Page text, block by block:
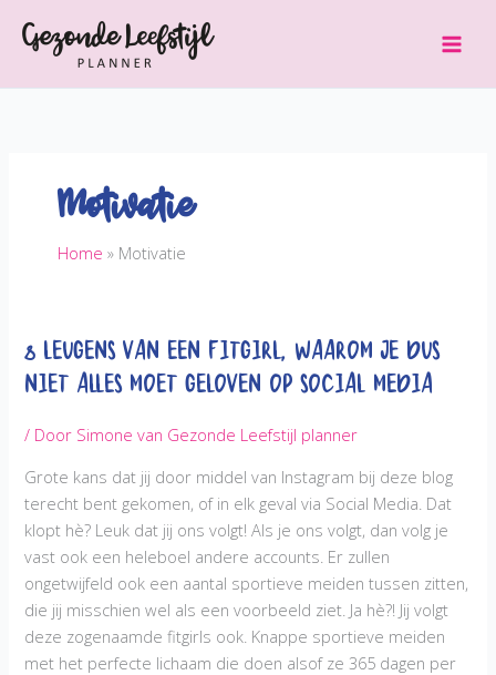
naar
inhoud
Motivatie
Home Motivatie
8 Leugens van een Fitgirl, waarom je dus
niet alles moet geloven op Social Media
/ Door Simone van Gezonde Leefstijl planner
Grote kans dat jij door middel van Instagram bij deze blog
terecht bent gekomen, of in elk geval via Social Media. Dat
klopt hè? Leuk dat jij ons volgt! Als je ons volgt, dan volg je
vast ook een heleboel andere accounts. Er zullen
ongetwijfeld ook een aantal sportieve meiden tussen zitten,
die jij misschien wel als een voorbeeld ziet. Ja hè?! Jij volgt
deze zogenaamde fitgirls ook. Knappe sportieve meiden
met het perfecte lichaam die doen alsof ze 365 dagen per